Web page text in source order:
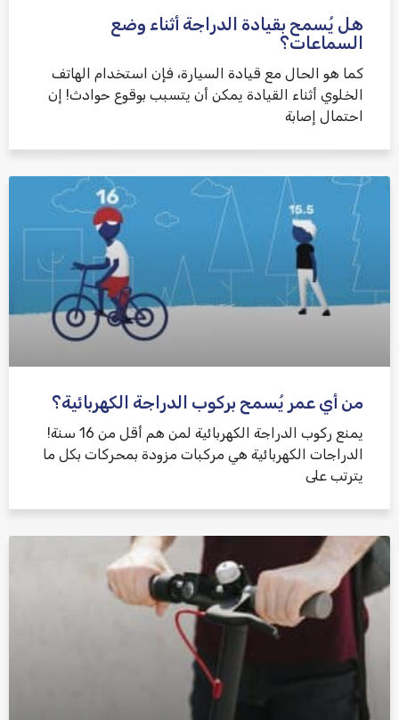
هل يُسمح بقيادة الدراجة أثناء وضع
السماعات؟
كما هو الحال مع قيادة السيارة، فإن استخدام الهاتف
الخلوي أثناء القيادة يمكن أن يتسبب بوقوع حوادث! إن
احتمال إصابة
من أي عمر يُسمح بركوب الدراجة الكهربائية؟
يمنع ركوب الدراجة الكهربائية لمن هم أقل من 16 سنة!
الدراجات الكهربائية هي مركبات مزودة بمحركات بكل ما
يترتب على